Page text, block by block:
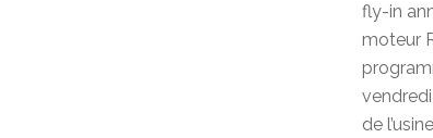
fly-in
moteur
de